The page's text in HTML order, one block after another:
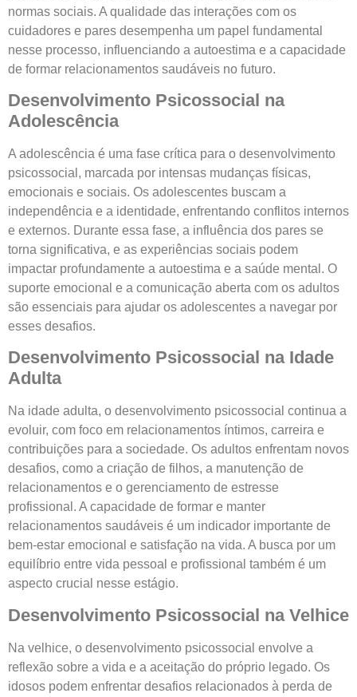
normas sociais. A qualidade das interações com os
cuidadores e pares desempenha um papel fundamental
nesse processo, influenciando a autoestima e a capacidade
de formar relacionamentos saudáveis no futuro.
Desenvolvimento Psicossocial na
Adolescência
A adolescência é uma fase crítica para o desenvolvimento
psicossocial, marcada por intensas mudanças físicas,
emocionais e sociais. Os adolescentes buscam a
independência e a identidade, enfrentando conflitos internos
e externos. Durante essa fase, a influência dos pares se
torna significativa, e as experiências sociais podem
impactar profundamente a autoestima e a saúde mental. O
suporte emocional e a comunicação aberta com os adultos
são essenciais para ajudar os adolescentes a navegar por
esses desafios.
Desenvolvimento Psicossocial na Idade
Adulta
Na idade adulta, o desenvolvimento psicossocial continua a
evoluir, com foco em relacionamentos íntimos, carreira e
contribuições para a sociedade. Os adultos enfrentam novos
desafios, como a criação de filhos, a manutenção de
relacionamentos e o gerenciamento de estresse
profissional. A capacidade de formar e manter
relacionamentos saudáveis é um indicador importante de
bem-estar emocional e satisfação na vida. A busca por um
equilíbrio entre vida pessoal e profissional também é um
aspecto crucial nesse estágio.
Desenvolvimento Psicossocial na Velhice
Na velhice, o desenvolvimento psicossocial envolve a
reflexão sobre a vida e a aceitação do próprio legado. Os
idosos podem enfrentar desafios relacionados à perda de